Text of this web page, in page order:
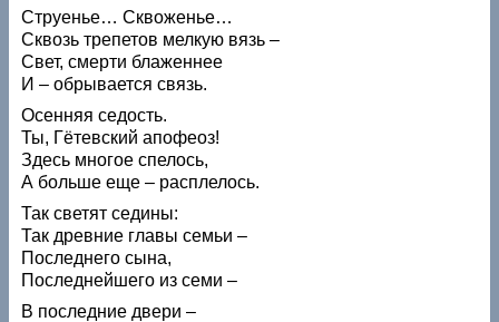
Струенье… Сквоженье…
Сквозь трепетов мелкую вязь –
Свет, смерти блаженнее
И – обрывается связь.
Осенняя седость.
Ты, Гётевский апофеоз!
Здесь многое спелось,
А больше еще – расплелось.
Так светят седины:
Так древние главы семьи –
Последнего сына,
Последнейшего из семи –
В последние двери –